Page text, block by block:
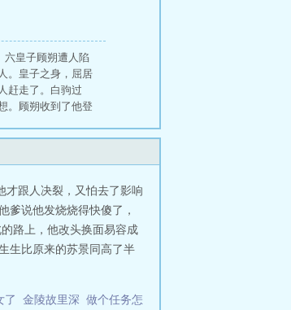
六皇子顾朔遭人陷
。皇子之身，屈居
赶走了。白驹过
。顾朔收到了他登
来的君后。但顾朔
哪根葱，陛下早
好看不吃的！食用
才跟人决裂，又怕去了影响
爹说他发烧烧得快傻了，
路上，他改头换面易容成
生比原来的苏景同高了半
了 金陵故里深 做个任务怎